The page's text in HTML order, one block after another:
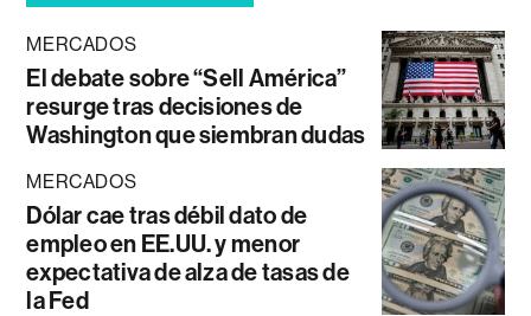
MERCADOS
El debate sobre “Sell América”
resurge tras decisiones de
Washington que siembran dudas
MERCADOS
Dólar cae tras débil dato de
empleo en EE.UU. y menor
expectativa de alza de tasas de
la Fed